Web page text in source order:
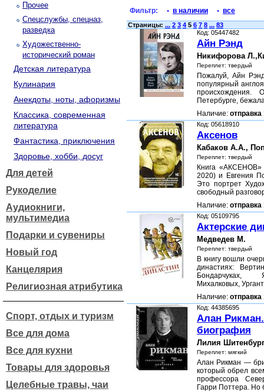
Прочее
Спецслужбы, спецназ,
разведка
Художественно-
исторический роман
Детская литература
Кулинария
Анекдоты, ноты, афоризмы
Классика, современная
литература
Фантастика, приключения
Здоровье, хобби, досуг
Для детей
Рукоделие
Аудиокниги,
мультимедиа
Подарки и сувениры
Новый год
Канцелярия
Религиозная атрибутика
Спорт, отдых и туризм
Все для дома
Все для кухни
Товары для здоровья
Целебные травы, чаи
Фильтр: • в наличии • все
Страницы: ... 2 3 4 5 6 7 8 ... 83
Код: 05447482
Айн Рэнд
Никифорова
Переплет: твердый
Пожалуй, Айн
популярный
происхождения.
Петербурге,
Наличие: отправка
Код: 05618910
Аксенов
Кабаков А.А.,
Переплет: твердый
Книга «АКСЕНОВ»
2020) и Евгения
Это портрет
свободный
Наличие: отправка
Код: 05109795
Актерские
Медведев М.
Переплет: твердый
В книгу вошли
династиях:
Бондарчуках,
Михалковых,
Наличие: отправка
Код: 44385695
Алан
биография
Лилия Шитенбург
Переплет: мягкий
Алан Рикман —
который обрел
профессора
Гарри Поттера. Но